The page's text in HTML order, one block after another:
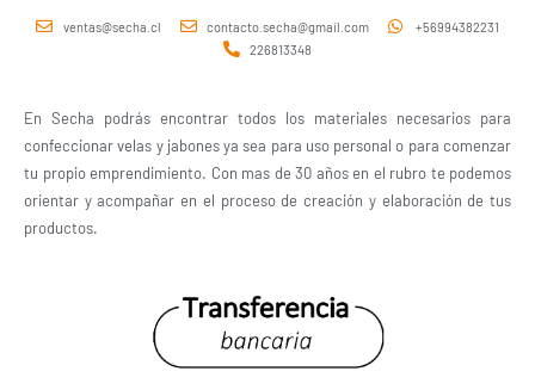
ventas@secha.cl contacto.secha@gmail.com
+56994382231
226813348
En Secha podrás encontrar todos los materiales necesarios para
confeccionar velas y jabones ya sea para uso personal o para comenzar
tu propio emprendimiento. Con mas de 30 años en el rubro te podemos
orientar y acompañar en el proceso de creación y elaboración de tus
productos.